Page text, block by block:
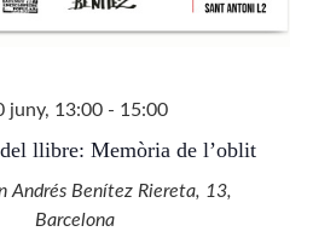
juny, 13:00- 15:00
llibre: Memòria de l’oblit
Andrés Benítez Riereta, 13,
Barcelona